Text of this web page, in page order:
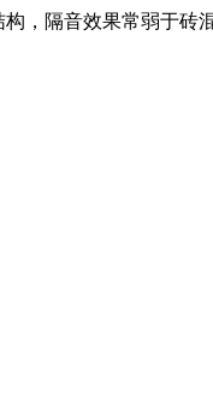
，隔音效果常弱于砖